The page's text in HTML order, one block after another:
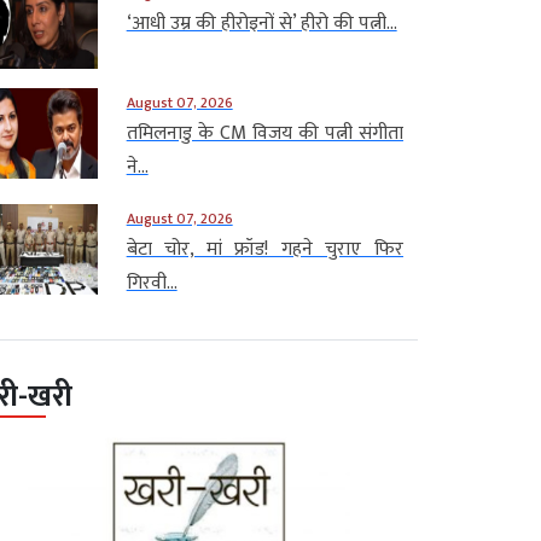
‘आधी उम्र की हीरोइनों से’ हीरो की पत्नी...
August 07, 2026
तमिलनाडु के CM विजय की पत्नी संगीता
ने...
August 07, 2026
बेटा चोर, मां फ्रॉड! गहने चुराए फिर
गिरवी...
खरी